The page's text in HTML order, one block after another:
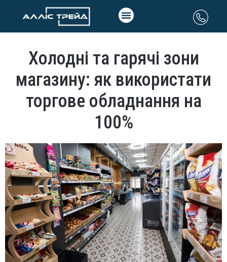
Холодні та гарячі зони
магазину: як використати
торгове обладнання на
100%